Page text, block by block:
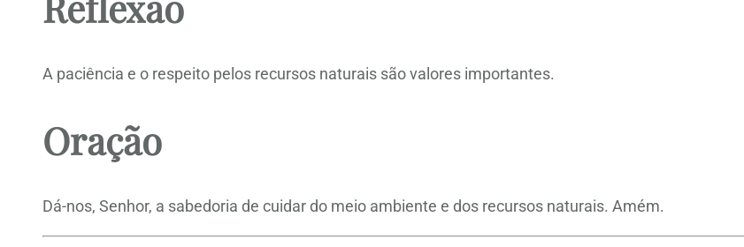
A paciência e o respeito pelos recursos naturais são valores importantes.
Oração
Dá-nos, Senhor, a sabedoria de cuidar do meio ambiente e dos recursos naturais. Amém.